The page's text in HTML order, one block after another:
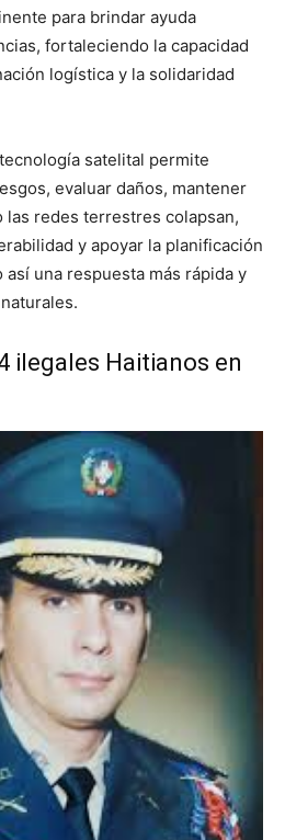
para brindar ayuda
fortaleciendo la capacidad
logística y la solidaridad
satelital permite
evaluar daños, mantener
las redes terrestres colapsan,
y apoyar la planificación
una respuesta más rápida y
ilegales Haitianos en